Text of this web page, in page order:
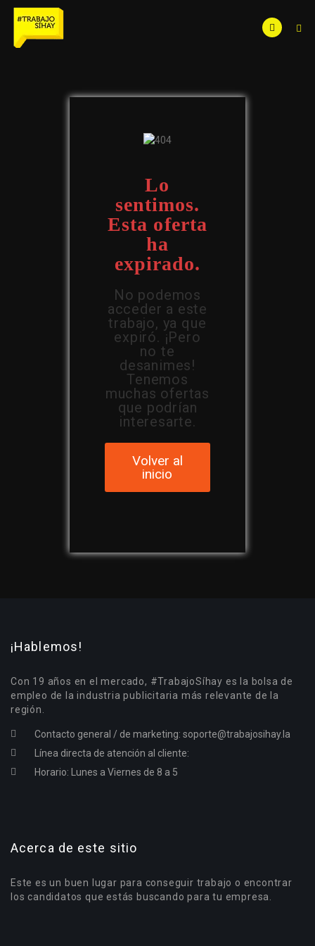
Lo
sentimos.
Esta oferta
ha
expirado.
No podemos
acceder a este
trabajo, ya que
expiró. ¡Pero
no te
desanimes!
Tenemos
muchas ofertas
que podrían
interesarte.
Volver al
inicio
¡Hablemos!
Con 19 años en el mercado, #TrabajoSíhay es la bolsa de
empleo de la industria publicitaria más relevante de la
región.
Contacto general / de marketing: soporte@trabajosihay.la
Línea directa de atención al cliente:
Horario: Lunes a Viernes de 8 a 5
Acerca de este sitio
Este es un buen lugar para conseguir trabajo o encontrar
los candidatos que estás buscando para tu empresa.